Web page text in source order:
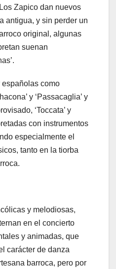
Zapico dan nuevos
antigua, y sin perder un
original, algunas
suenan
españolas como
y ‘Passacaglia’ y
‘Toccata’ y
con instrumentos
especialmente el
tanto en la tiorba
y melodiosas,
en el concierto
y animadas, que
carácter de danza
barroca, pero por